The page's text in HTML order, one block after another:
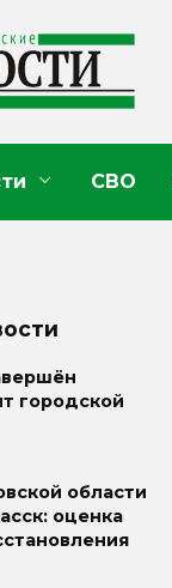
СВО
городской
области
оценка